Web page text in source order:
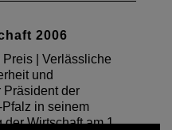
2006
| Verlässliche
und
Präsident der
in seinem
der Wirtschaft am 1.